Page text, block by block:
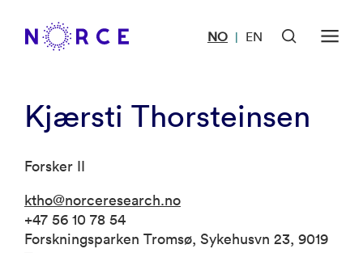
NO | EN
Kjærsti Thorsteinsen
Forsker II
ktho@norceresearch.no
+47 56 10 78 54
Forskningsparken Tromsø, Sykehusvn 23, 9019